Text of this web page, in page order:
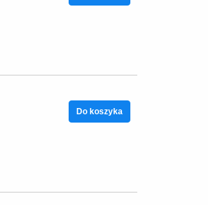
Do koszyka